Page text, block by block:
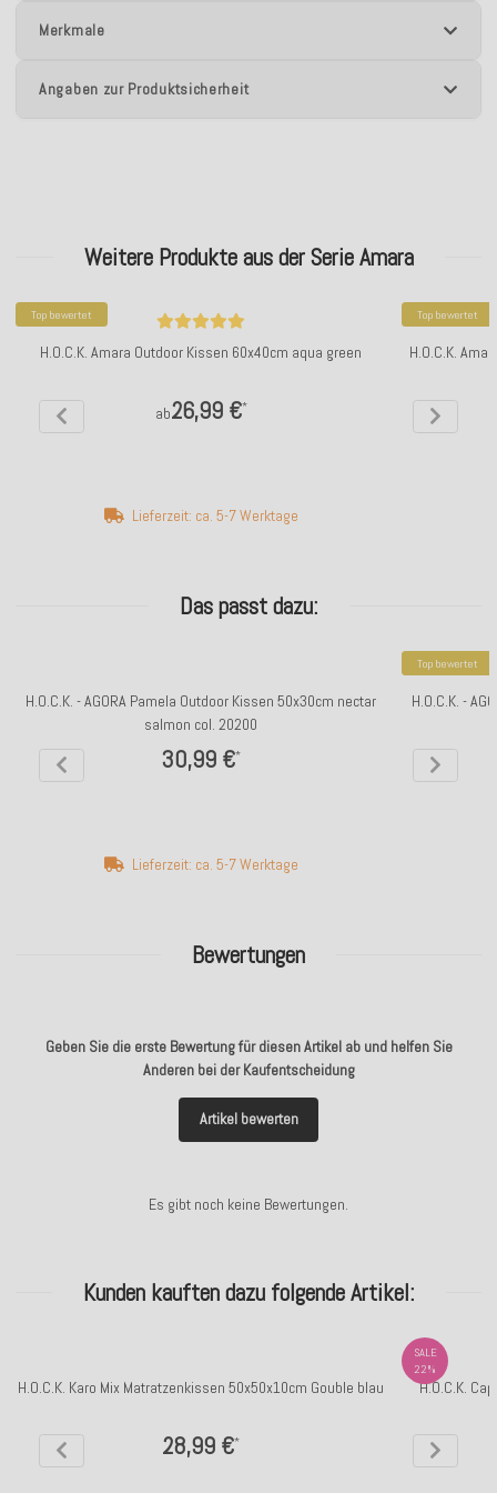
Merkmale
Angaben zur Produktsicherheit
Bewertungen
Geben Sie die erste Bewertung für diesen Artikel ab und helfen Sie
Anderen bei der Kaufentscheidung
Artikel bewerten
Es gibt noch keine Bewertungen.
Weitere Produkte aus der Serie Amara
Top bewertet
H.O.C.K. Amara Outdoor Kissen 60x40cm aqua green
ab26,99 €*
Lieferzeit: ca. 5-7 Werktage
Top bewertet
H.O.C.K.
Das passt dazu:
H.O.C.K. - AGORA Pamela Outdoor Kissen 50x30cm nectar
salmon col. 20200
30,99 €*
Lieferzeit: ca. 5-7 Werktage
Top bewertet
H.O.C.K. -
Kunden kauften dazu folgende Artikel:
H.O.C.K. Karo Mix Matratzenkissen 50x50x10cm Gouble blau
28,99 €*
SALE
22%
H.O.C.K.